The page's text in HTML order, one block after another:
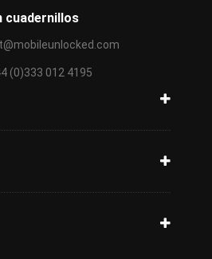
cuadernillos
(0)333 012 4195